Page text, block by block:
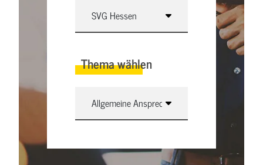
Thema wählen